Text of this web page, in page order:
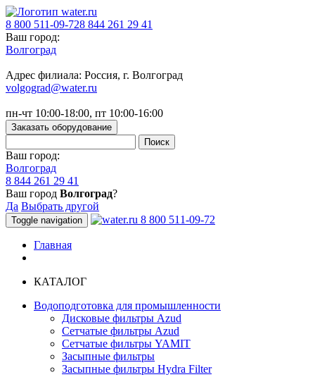
8 800 511-09-728 844 261 29 41
Ваш город:
Волгоград
Адрес филиала: Россия, г. Волгоград
volgograd@water.ru
пн-чт 10:00-18:00, пт 10:00-16:00
Заказать оборудование
Ваш город:
Волгоград
8 844 261 29 41
Ваш город Волгоград?
Да Выбрать другой
Toggle navigation 8 800 511-09-72
Главная
КАТАЛОГ
Водоподготовка для промышленности
Дисковые фильтры Azud
Сетчатые фильтры Azud
Сетчатые фильтры YAMIT
Засыпные фильтры
Засыпные фильтры Hydra Filter